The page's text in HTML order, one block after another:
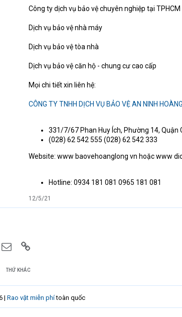
Công ty dịch vụ bảo vệ chuyên nghiệp tại TPHCM
Dịch vụ bảo vệ nhà máy
Dịch vụ bảo vệ tòa nhà
Dịch vụ bảo vệ căn hộ - chung cư cao cấp
Mọi chi tiết xin liên hệ:
CÔNG TY TNHH DỊCH VỤ BẢO VỆ AN NINH
331/7/67 Phan Huy Ích, Phường 14, Quận
(028) 62 542 555 (028) 62 542 333
Website: www baovehoanglong vn hoặc www
Hotline: 0934 181 081 0965 181 081
12/5/21
Email
THỨ KHÁC
| Rao vặt miễn phítoàn quốc